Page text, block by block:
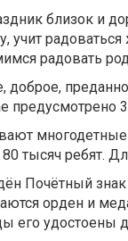
близок и
учит
радовать
предусмотрено
тысяч ребят.
Почётный
орден и
его